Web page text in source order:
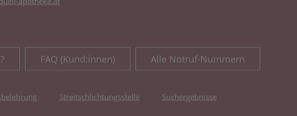
FAQ (Kund:innen) Alle Notruf-Nummern
Streitschlichtungsstelle Suchergebnisse